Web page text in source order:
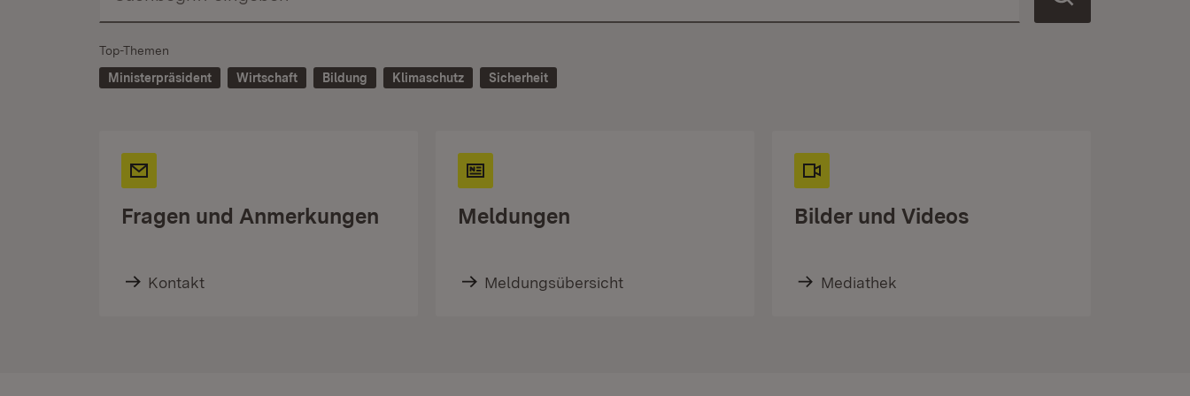
Top-Themen
Ministerpräsident
Wirtschaft Bildung Klimaschutz Sicherheit
Fragen und Anmerkungen
Kontakt
Meldungen
Meldungsübersicht
Bilder und Videos
Mediathek